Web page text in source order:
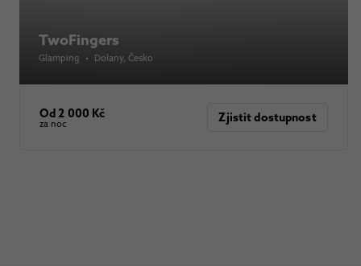
TwoFingers
Glamping • Dolany, Česko
Od 2 000 Kč
za noc Zjistit dostupnost